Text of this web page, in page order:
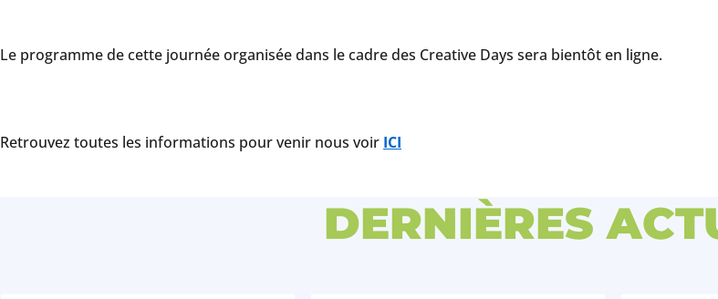
Le programme de cette journée organisée dans le cadre des Creative Days sera bientôt en ligne.
Retrouvez toutes les informations pour venir nous voir ICI
DERNIÈRES